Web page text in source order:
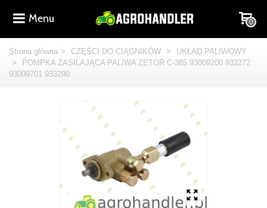
Menu 0
Strona główna > CZĘŚCI DO CIĄGNIKÓW >
UKŁAD PALIWOWY
>
POMPKA ZASILAJĄCA PALIWA ZETOR C-385 93009200 933272
93009701 933290